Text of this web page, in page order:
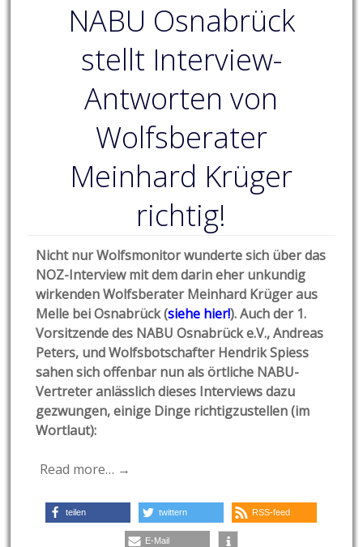
NABU Osnabrück
stellt Interview-
Antworten von
Wolfsberater
Meinhard Krüger
richtig!
Nicht nur Wolfsmonitor wunderte sich über das
NOZ-Interview mit dem darin eher unkundig
wirkenden Wolfsberater Meinhard Krüger aus
Melle bei Osnabrück (siehe hier!). Auch der 1.
Vorsitzende des NABU Osnabrück e.V., Andreas
Peters, und Wolfsbotschafter Hendrik Spiess
sahen sich offenbar nun als örtliche NABU-
Vertreter anlässlich dieses Interviews dazu
gezwungen, einige Dinge richtigzustellen (im
Wortlaut):
Read more… →
teilen twittern RSS-feed
E-Mail